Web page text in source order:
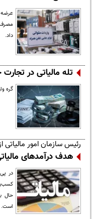
داد.
تله مالیاتی در
گره
رئیس سازمان امور
هدف درآمدهای مالیاتی بودجه
در
است.